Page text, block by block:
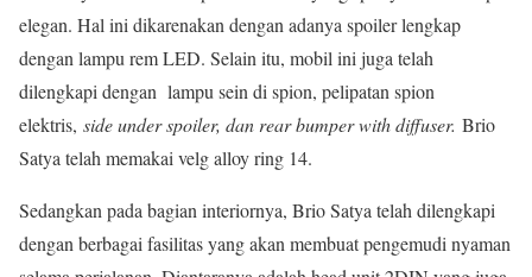
elegan. Hal ini dikarenakan dengan adanya spoiler lengkap
dengan lampu rem LED. Selain itu, mobil ini juga telah
dilengkapi dengan lampu sein di spion, pelipatan spion
elektris, side under spoiler, dan rear bumper with diffuser. Brio
Satya telah memakai velg alloy ring 14.
Sedangkan pada bagian interiornya, Brio Satya telah dilengkapi
dengan berbagai fasilitas yang akan membuat pengemudi nyaman